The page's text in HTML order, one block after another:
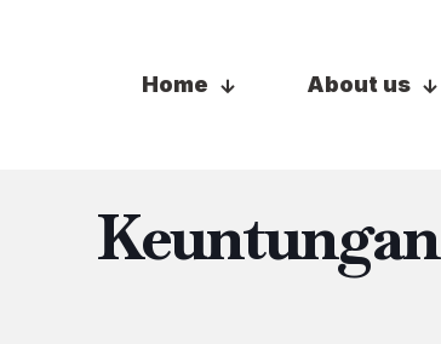
Home About us